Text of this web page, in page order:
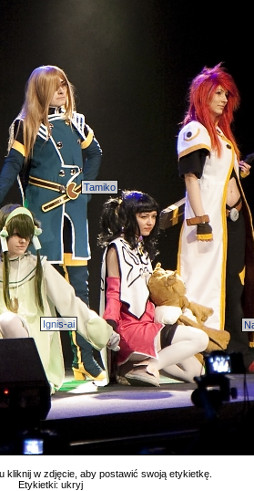
Ignis-ai
Tamiko
kliknij w zdjęcie, aby postawić swoją etykietkę.
Etykietki: ukryj